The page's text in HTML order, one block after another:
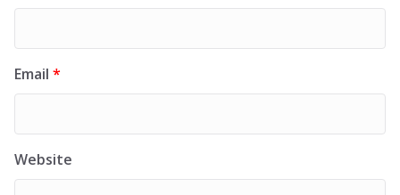
Email *
Website